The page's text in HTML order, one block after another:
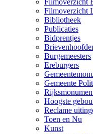
Filmoverzicht
Filmoverzicht
Bibliotheek
Publicaties
Bidprentjes
Burgemeesters
Ereburgers
Gemeente
Hoogste
Reclame
Toen en Nu
Kunst